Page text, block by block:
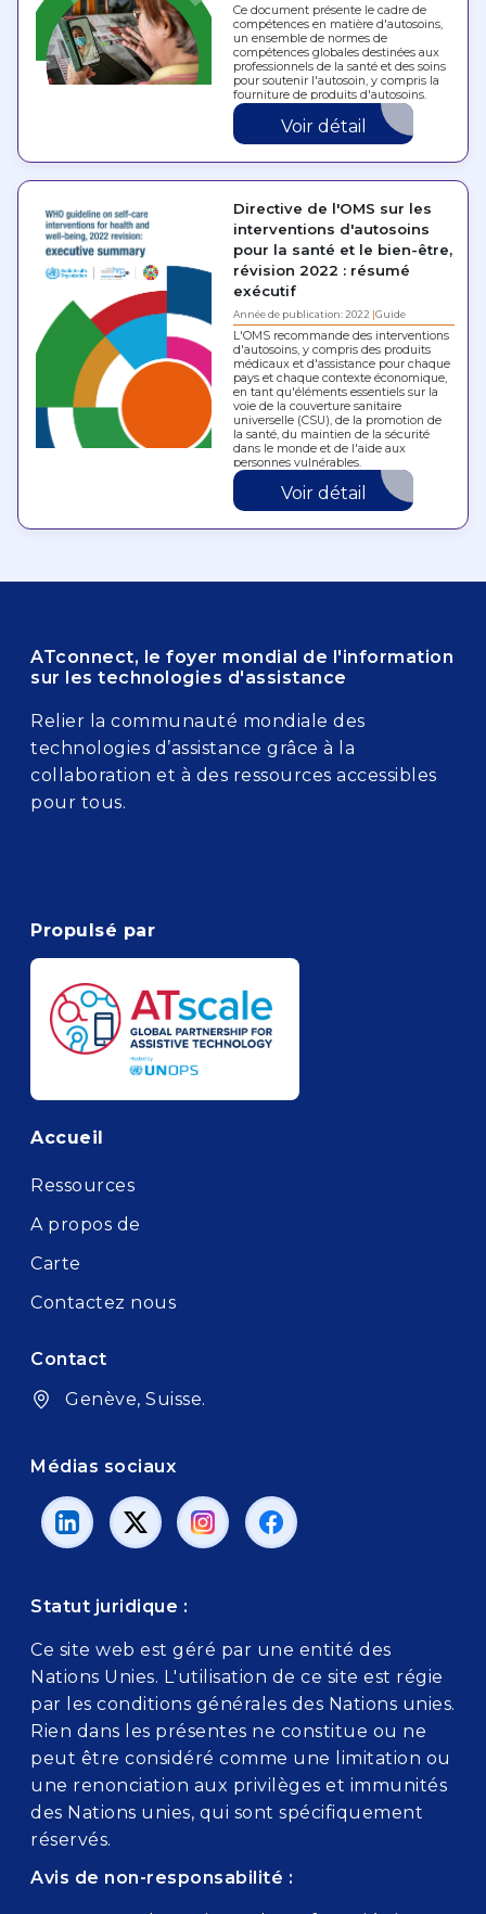
Ce document présente le cadre de
compétences en matière d'autosoins,
un ensemble de normes de
compétences globales destinées aux
professionnels de la santé et des soins
pour soutenir l'autosoin, y compris la
fourniture de produits d'autosoins.
Voir détail
Directive de l'OMS sur les
interventions d'autosoins
pour la santé et le bien-être,
révision 2022 : résumé
exécutif
Année de publication: 2022 Guide
L'OMS recommande des interventions
d'autosoins, y compris des produits
médicaux et d'assistance pour chaque
pays et chaque contexte économique,
en tant qu'éléments essentiels sur la
voie de la couverture sanitaire
universelle (CSU), de la promotion de
la santé, du maintien de la sécurité
dans le monde et de l'aide aux
personnes vulnérables.
Voir détail
ATconnect, le foyer mondial de l'information
sur les technologies d'assistance
Relier la communauté mondiale des
technologies d’assistance grâce à la
collaboration et à des ressources accessibles
pour tous.
Propulsé par
Footer
Accueil
Ressources
A propos de
Carte
Contactez nous
Contact
Genève, Suisse.
Médias sociaux
Statut juridique :
Ce site web est géré par une entité des
Nations Unies. L'utilisation de ce site est régie
par les conditions générales des Nations unies.
Rien dans les présentes ne constitue ou ne
peut être considéré comme une limitation ou
une renonciation aux privilèges et immunités
des Nations unies, qui sont spécifiquement
réservés.
Avis de non-responsabilité :